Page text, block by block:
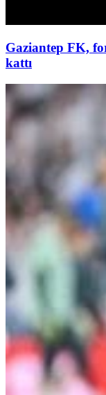
Gaziantep FK,
kattı